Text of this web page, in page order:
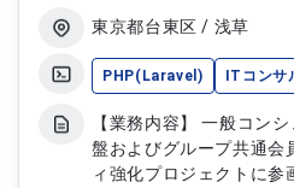
東京都台東区 / 浅草
PHP(Laravel) ITコンサ
【業務内容】 一般コン
盤およびグループ共通会
ィ強化プロジェクトに参